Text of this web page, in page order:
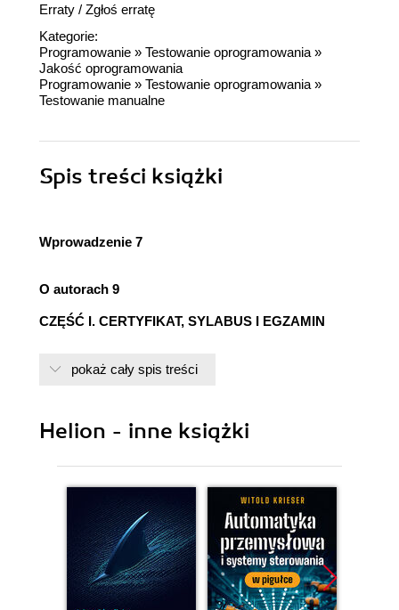
Erraty / Zgłoś erratę
Kategorie:
Programowanie » Testowanie oprogramowania »
Jakość oprogramowania
Programowanie » Testowanie oprogramowania »
Testowanie manualne
Spis treści książki
Wprowadzenie 7
O autorach 9
CZĘŚĆ I. CERTYFIKAT, SYLABUS I EGZAMIN
podstawowego 13
Cele certyfikatu podstawowego 15
Cele międzynarodowego systemu uzyskiwania
kwalifikacji 15
Cele biznesowe 16
Cele nauczania 17
Wymagania stawiane kandydatom 18
pokaż cały spis treści
Helion - inne książki